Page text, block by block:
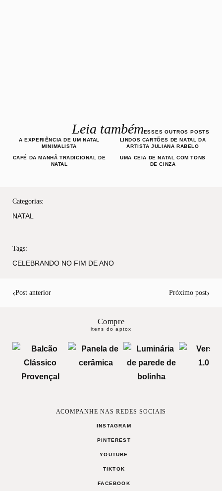
Leia tambémESSES OUTROS POSTS
A EXPERIÊNCIA DE UM NATAL
MINIMALISTA
LINDOS CARTÕES DE NATAL DA
ARTISTA JULIANA RABELO
CAFÉ DA MANHÃ TRADICIONAL DE
NATAL
UMA CEIA DE NATAL COM TONS
DE CINZA
Categorias:
NATAL
Tags:
CELEBRANDO NO FIM DE ANO
‹Post anterior Próximo post›
Compre
itens do aptox
ACOMPANHE NAS REDES SOCIAIS
INSTAGRAM
PINTEREST
YOUTUBE
TIKTOK
FACEBOOK